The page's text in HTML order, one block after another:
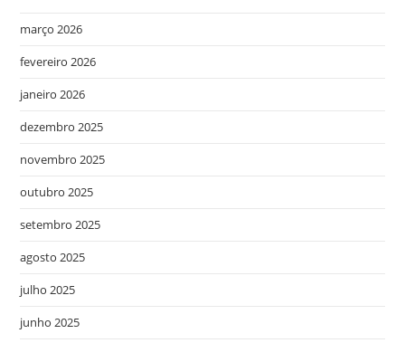
março 2026
fevereiro 2026
janeiro 2026
dezembro 2025
novembro 2025
outubro 2025
setembro 2025
agosto 2025
julho 2025
junho 2025